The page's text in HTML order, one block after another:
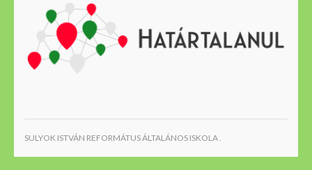
SULYOK ISTVÁN REFORMÁTUS ÁLTALÁNOS ISKOLA .